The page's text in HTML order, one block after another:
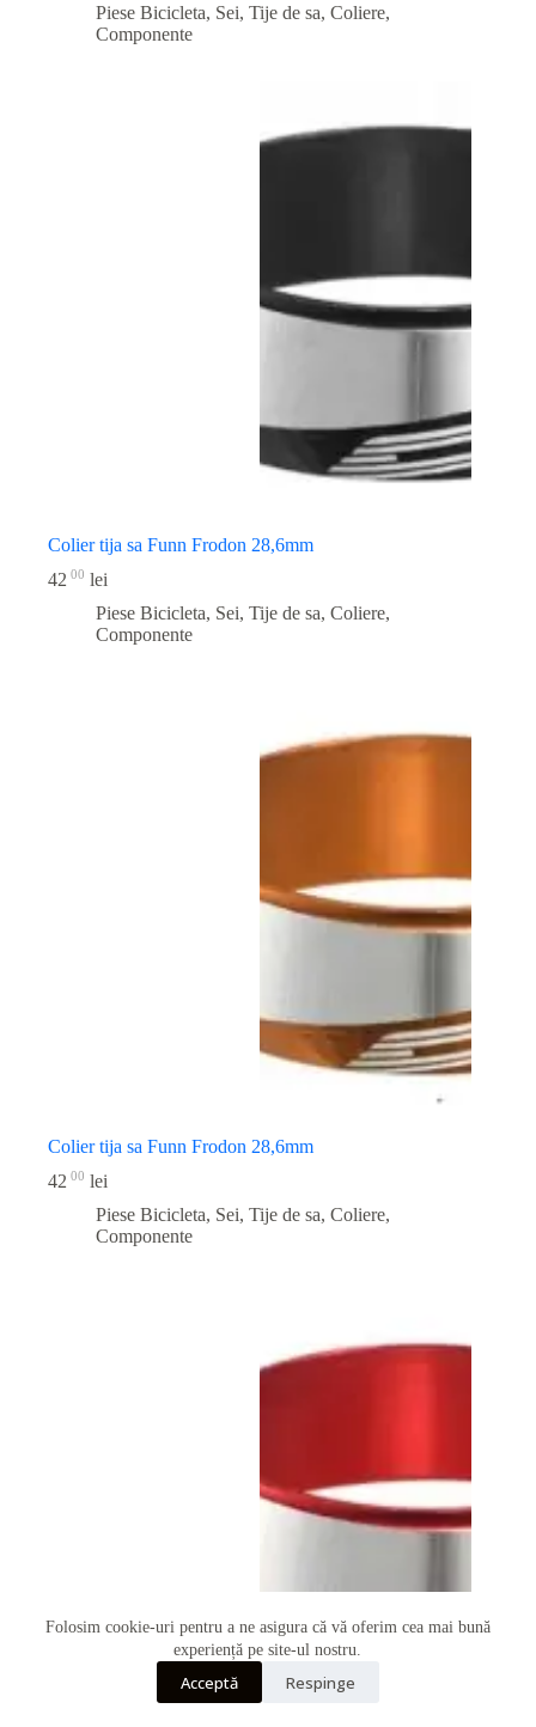
Folosim cookie-uri pentru a ne asigura că vă oferim cea mai bună
experiență pe site-ul nostru.
Acceptă Respinge
Piese Bicicleta, Sei, Tije de sa, Coliere,
Componente
Colier tija sa Funn Frodon 28,6mm
42 00 lei
Piese Bicicleta, Sei, Tije de sa, Coliere,
Componente
Colier tija sa Funn Frodon 28,6mm
42 00 lei
Piese Bicicleta, Sei, Tije de sa, Coliere,
Componente